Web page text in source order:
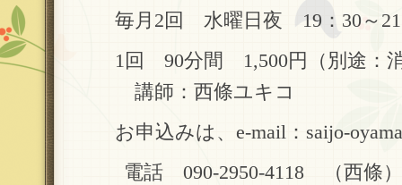
毎月2回 水曜日夜 19：30～21
1回 90分間 1,500円（別途：
講師：西條ユキコ
お申込みは、e-mail：saijo-
電話 090-2950-4118 （西條）